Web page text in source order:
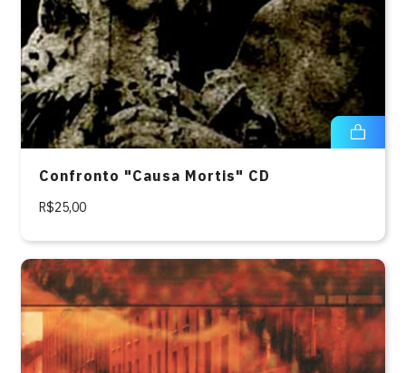
Confronto "Causa Mortis" CD
R$25,00